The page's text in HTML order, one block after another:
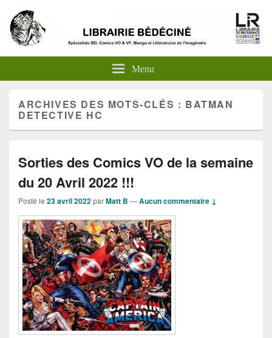
Menu
ARCHIVES DES MOTS-CLÉS : BATMAN
DETECTIVE HC
Sorties des Comics VO de la semaine
du 20 Avril 2022 !!!
Posté le 23 avril 2022parMatt B —Aucun commentaire ↓